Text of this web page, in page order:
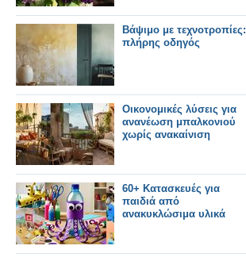
Βάψιμο με τεχνοτροπίες:
πλήρης οδηγός
Οικονομικές λύσεις για
ανανέωση μπαλκονιού
χωρίς ανακαίνιση
60+ Κατασκευές για
παιδιά από
ανακυκλώσιμα υλικά